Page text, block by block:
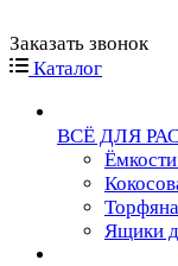
Заказать звонок
Каталог
ВСЁ ДЛЯ
Ящики